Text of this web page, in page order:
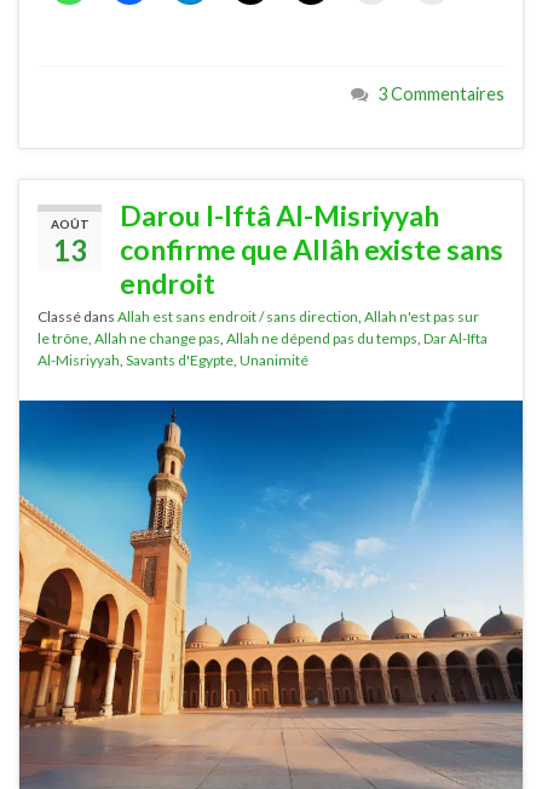
3 Commentaires
AOÛT
13
Darou l-Iftâ Al-Misriyyah
confirme que Allâh existe sans
endroit
Classé dans Allah est sans endroit / sans direction, Allah n'est pas sur
le trône, Allah ne change pas, Allah ne dépend pas du temps, Dar Al-Ifta
Al-Misriyyah, Savants d'Egypte, Unanimité